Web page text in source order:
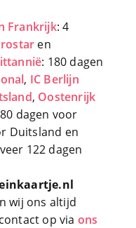
Frankrijk: 4
en
: 180 dagen
, IC Berlijn
, Oostenrijk
dagen voor
Duitsland en
122 dagen
wij ons altijd
op via ons